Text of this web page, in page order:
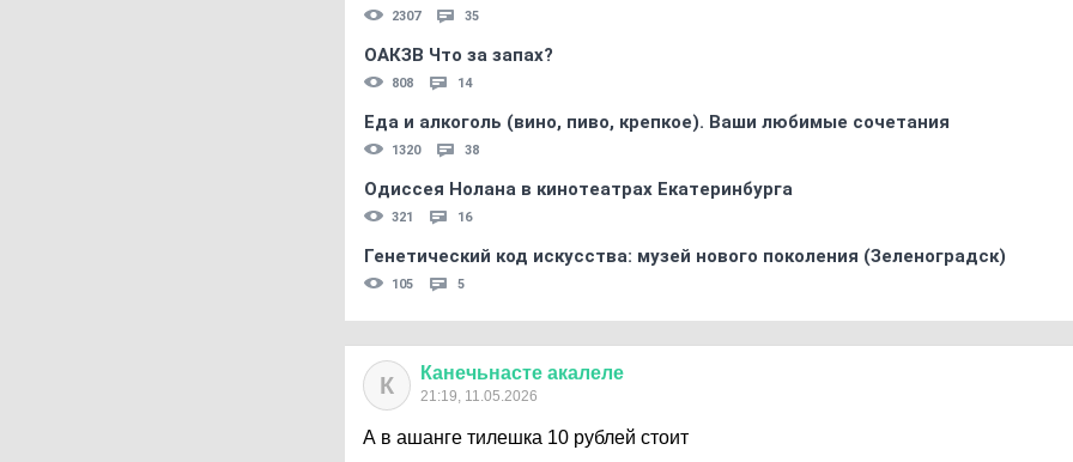
2307 35
ОАКЗВ Что за запах?
808 14
Еда и алкоголь (вино, пиво, крепкое). Ваши любимые сочетания
1320 38
Одиссея Нолана в кинотеатрах Екатеринбурга
321 16
Генетический код искусства: музей нового поколения (Зеленоградск)
105 5
К Канечьнасте акалеле
21:19, 11.05.2026
А в ашанге тилешка 10 рублей стоит